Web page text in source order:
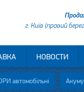
г. Київ (правий
НОВОСТИ
автомобільні